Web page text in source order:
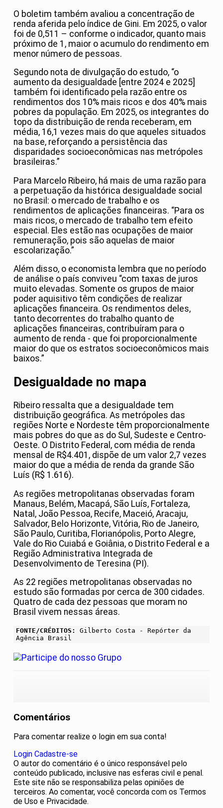
O boletim também avaliou a concentração de
renda aferida pelo índice de Gini. Em 2025, o valor
foi de 0,511 – conforme o indicador, quanto mais
próximo de 1, maior o acumulo do rendimento em
menor número de pessoas.
Segundo nota de divulgação do estudo, “o
aumento da desigualdade [entre 2024 e 2025]
também foi identificado pela razão entre os
rendimentos dos 10% mais ricos e dos 40% mais
pobres da população. Em 2025, os integrantes do
topo da distribuição de renda receberam, em
média, 16,1 vezes mais do que aqueles situados
na base, reforçando a persistência das
disparidades socioeconômicas nas metrópoles
brasileiras.”
Para Marcelo Ribeiro, há mais de uma razão para
a perpetuação da histórica desigualdade social
no Brasil: o mercado de trabalho e os
rendimentos de aplicações financeiras. “Para os
mais ricos, o mercado de trabalho tem efeito
especial. Eles estão nas ocupações de maior
remuneração, pois são aquelas de maior
escolarização.”
Além disso, o economista lembra que no período
de análise o país conviveu “com taxas de juros
muito elevadas. Somente os grupos de maior
poder aquisitivo têm condições de realizar
aplicações financeira. Os rendimentos deles,
tanto decorrentes do trabalho quanto de
aplicações financeiras, contribuíram para o
aumento de renda - que foi proporcionalmente
maior do que os estratos socioeconômicos mais
baixos.”
Desigualdade no mapa
Ribeiro ressalta que a desigualdade tem
distribuição geográfica. As metrópoles das
regiões Norte e Nordeste têm proporcionalmente
mais pobres do que as do Sul, Sudeste e Centro-
Oeste. O Distrito Federal, com média de renda
mensal de R$4.401, dispõe de um valor 2,7 vezes
maior do que a média de renda da grande São
Luís (R$ 1.616).
As regiões metropolitanas observadas foram
Manaus, Belém, Macapá, São Luís, Fortaleza,
Natal, João Pessoa, Recife, Maceió, Aracaju,
Salvador, Belo Horizonte, Vitória, Rio de Janeiro,
São Paulo, Curitiba, Florianópolis, Porto Alegre,
Vale do Rio Cuiabá e Goiânia, o Distrito Federal e a
Região Administrativa Integrada de
Desenvolvimento de Teresina (PI).
As 22 regiões metropolitanas observadas no
estudo são formadas por cerca de 300 cidades.
Quatro de cada dez pessoas que moram no
Brasil vivem nessas áreas.
FONTE/CRÉDITOS:
Gilberto Costa - Repórter da
Agência Brasil
Comentários
Para comentar realize o login em sua conta!
Login Cadastre-se
O autor do comentário é o único responsável pelo
conteúdo publicado, inclusive nas esferas civil e penal.
Este site não se responsabiliza pelas opiniões de
terceiros. Ao comentar, você concorda com os Termos
de Uso e Privacidade.